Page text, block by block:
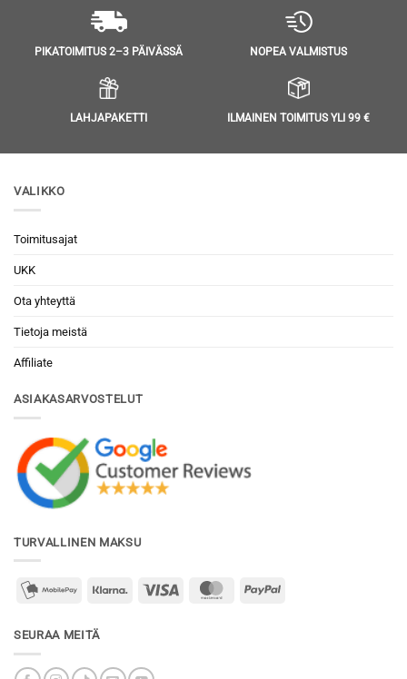
PIKATOIMITUS 2–3 PÄIVÄSSÄ NOPEA VALMISTUS
LAHJAPAKETTI ILMAINEN TOIMITUS YLI 99 €
VALIKKO
Toimitusajat
UKK
Ota yhteyttä
Tietoja meistä
Affiliate
ASIAKASARVOSTELUT
TURVALLINEN MAKSU
mobilepay2 Klarna Visa MasterCardPayPal
SEURAA MEITÄ